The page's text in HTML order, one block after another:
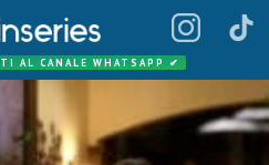
AL CANALE WHATSAPP ✔